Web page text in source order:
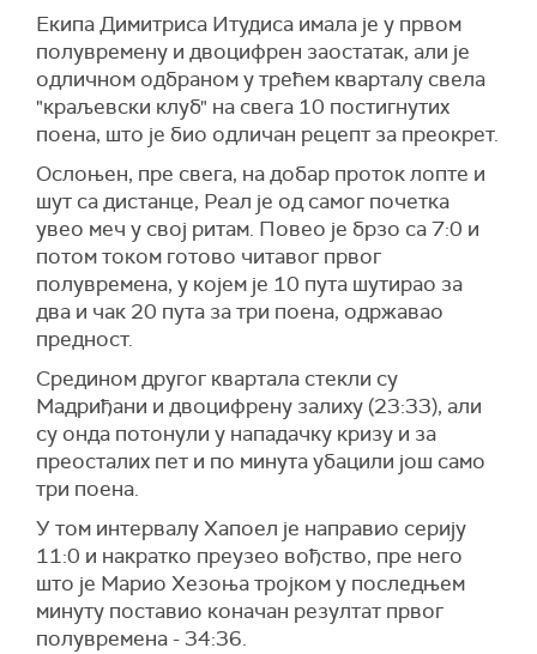
Екипа Димитриса Итудиса имала је у првом
полувремену и двоцифрен заостатак, али је
одличном одбраном у трећем кварталу свела
"краљевски клуб" на свега 10 постигнутих
поена, што је био одличан рецепт за преокрет.
Ослоњен, пре свега, на добар проток лопте и
шут са дистанце, Реал је од самог почетка
увео меч у свој ритам. Повео је брзо са 7:0 и
потом током готово читавог првог
полувремена, у којем је 10 пута шутирао за
два и чак 20 пута за три поена, одржавао
предност.
Средином другог квартала стекли су
Мадриђани и двоцифрену залиху (23:33), али
су онда потонули у нападачку кризу и за
преосталих пет и по минута убацили још само
три поена.
У том интервалу Хапоел је направио серију
11:0 и накратко преузео вођство, пре него
што је Марио Хезоња тројком у последњем
минуту поставио коначан резултат првог
полувремена - 34:36.